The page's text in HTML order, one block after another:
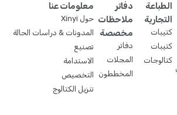
الطباعة
التجارية
كتيبات
كتيبات
كتالوجات
دفاتر
ملاحظات
مخصصة
دفاتر
المجلات
المخططون
معلومات عنا
حول Xinyi
المدونات & دراسات الحالة
تصنيع
الاستدامة
التخصيص
تنزيل الكتالوج